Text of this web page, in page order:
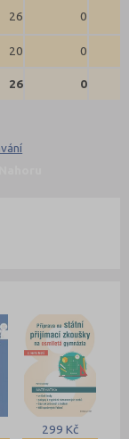
26 0
20 0
26 0
299 Kč